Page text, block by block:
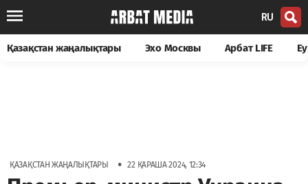
RU
Қазақстан жаңалықтары Эхо Москвы Арбат LIFE
ҚАЗАҚСТАН ЖАҢАЛЫҚТАРЫ • 22 ҚАРАША 2024, 12:34